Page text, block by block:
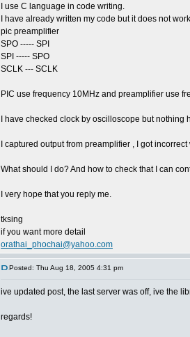
I use C language in code writing.
I have already written my code but it does not
pic preamplifier
SPO ----- SPI
SPI ----- SPO
SCLK --- SCLK
PIC use frequency 10MHz and preamplifier use
I have checked clock by oscilloscope but nothing
I captured output from preamplifier , I got
What should I do? And how to check that I can
I very hope that you reply me.
tksing
if you want more detail
orathai_phochai@yahoo.com
Posted: Thu Aug 18, 2005 4:31 pm
ive updated post, the last server was off, ive the
regards!